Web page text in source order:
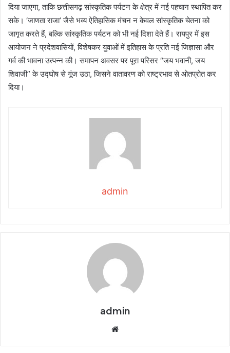
दिया जाएगा, ताकि छत्तीसगढ़ सांस्कृतिक पर्यटन के क्षेत्र में नई पहचान स्थापित कर
सके। ‘जाणता राजा’ जैसे भव्य ऐतिहासिक मंचन न केवल सांस्कृतिक चेतना को
जागृत करते हैं, बल्कि सांस्कृतिक पर्यटन को भी नई दिशा देते हैं। रायपुर में इस
आयोजन ने प्रदेशवासियों, विशेषकर युवाओं में इतिहास के प्रति नई जिज्ञासा और
गर्व की भावना उत्पन्न की। समापन अवसर पर पूरा परिसर “जय भवानी, जय
शिवाजी” के उद्घोष से गूंज उठा, जिसने वातावरण को राष्ट्रभाव से ओतप्रोत कर
दिया।
admin
admin